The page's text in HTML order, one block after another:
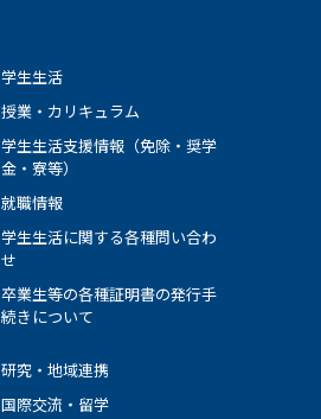
学生生活
授業・カリキュラム
学生生活支援情報（免除・奨学
金・寮等）
就職情報
学生生活に関する各種問い合わ
せ
卒業生等の各種証明書の発行手
続きについて
研究・地域連携
国際交流・留学